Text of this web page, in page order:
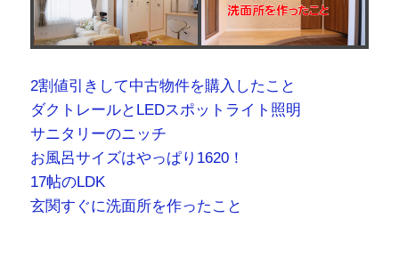
2割値引きして中古物件を購入したこと
ダクトレールとLEDスポットライト照明
サニタリーのニッチ
お風呂サイズはやっぱり1620！
17帖のLDK
玄関すぐに洗面所を作ったこと